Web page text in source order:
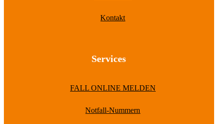
Kontakt
Services
FALL ONLINE MELDEN
Notfall-Nummern